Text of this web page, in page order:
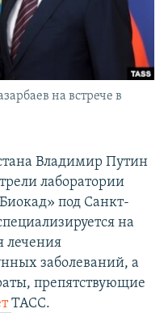
на встрече в
Владимир Путин
лаборатории
под Санкт-
на
лечения
заболеваний, а
препятствующие
ТАСС.